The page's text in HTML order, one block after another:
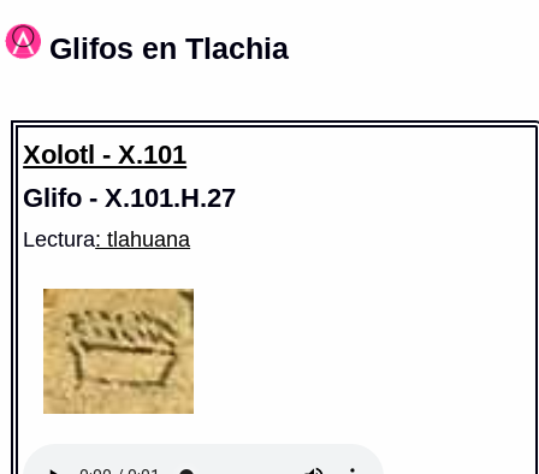
Glifos en Tlachia
Xolotl - X.101
Glifo - X.101.H.27
Lectura: tlahuana